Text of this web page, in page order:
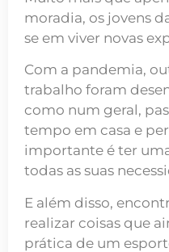
moradia, os jovens
se em viver novas
Com a pandemia,
trabalho foram
como num geral,
tempo em casa e
importante é ter
todas as suas
E além disso,
realizar coisas que
prática de um